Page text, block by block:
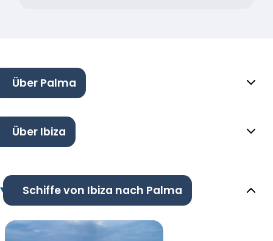
Über Palma
Über Ibiza
Schiffe von Ibiza nach Palma